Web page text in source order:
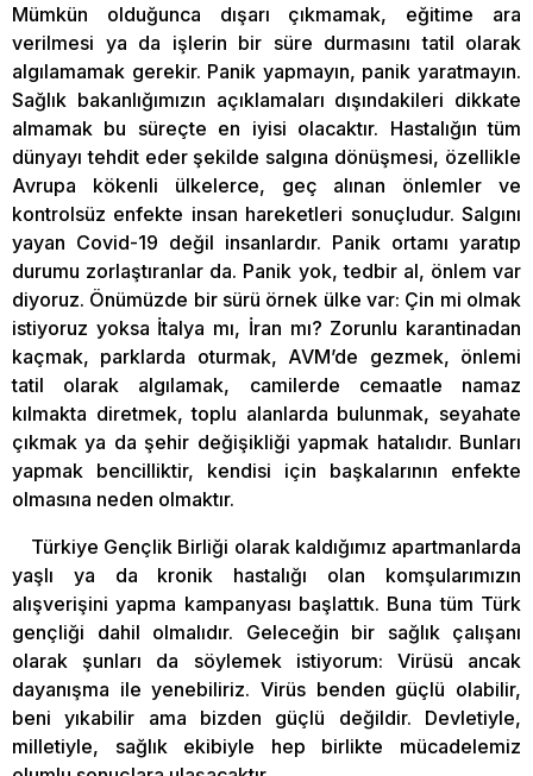
Mümkün olduğunca dışarı çıkmamak, eğitime ara
verilmesi ya da işlerin bir süre durmasını tatil olarak
algılamamak gerekir. Panik yapmayın, panik yaratmayın.
Sağlık bakanlığımızın açıklamaları dışındakileri dikkate
almamak bu süreçte en iyisi olacaktır. Hastalığın tüm
dünyayı tehdit eder şekilde salgına dönüşmesi, özellikle
Avrupa kökenli ülkelerce, geç alınan önlemler ve
kontrolsüz enfekte insan hareketleri sonuçludur. Salgını
yayan Covid-19 değil insanlardır. Panik ortamı yaratıp
durumu zorlaştıranlar da. Panik yok, tedbir al, önlem var
diyoruz. Önümüzde bir sürü örnek ülke var: Çin mi olmak
istiyoruz yoksa İtalya mı, İran mı? Zorunlu karantinadan
kaçmak, parklarda oturmak, AVM’de gezmek, önlemi
tatil olarak algılamak, camilerde cemaatle namaz
kılmakta diretmek, toplu alanlarda bulunmak, seyahate
çıkmak ya da şehir değişikliği yapmak hatalıdır. Bunları
yapmak bencilliktir, kendisi için başkalarının enfekte
olmasına neden olmaktır.
Türkiye Gençlik Birliği olarak kaldığımız apartmanlarda
yaşlı ya da kronik hastalığı olan komşularımızın
alışverişini yapma kampanyası başlattık. Buna tüm Türk
gençliği dahil olmalıdır. Geleceğin bir sağlık çalışanı
olarak şunları da söylemek istiyorum: Virüsü ancak
dayanışma ile yenebiliriz. Virüs benden güçlü olabilir,
beni yıkabilir ama bizden güçlü değildir. Devletiyle,
milletiyle, sağlık ekibiyle hep birlikte mücadelemiz